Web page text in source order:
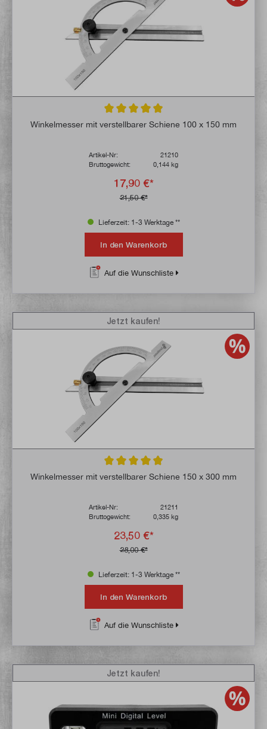
Durchschnittliche Bewertung von 4.9 von
Winkelmesser mit verstellbarer Schiene 100 x 150 mm
Artikel-Nr:
21210
Bruttogewicht:
0,144 kg
17,90 €*
21,50 €*
Lieferzeit: 1-3 Werktage **
In den Warenkorb
Auf die Wunschliste
Durchschnittliche Bewertung von 4.9 von
Winkelmesser mit verstellbarer Schiene 150 x 300 mm
Artikel-Nr:
21211
Bruttogewicht:
0,335 kg
23,50 €*
28,00 €*
Jetzt kaufen!
Lieferzeit: 1-3 Werktage **
In den Warenkorb
Auf die Wunschliste
Jetzt kaufen!